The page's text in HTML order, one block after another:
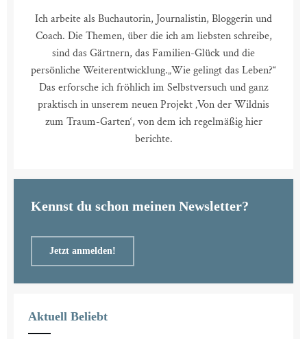
Ich arbeite als Buchautorin, Journalistin, Bloggerin und
Coach. Die Themen, über die ich am liebsten schreibe,
sind das Gärtnern, das Familien-Glück und die
persönliche Weiterentwicklung.„Wie gelingt das Leben?“
Das erforsche ich fröhlich im Selbstversuch und ganz
praktisch in unserem neuen Projekt ‚Von der Wildnis
zum Traum-Garten‘, von dem ich regelmäßig hier
berichte.
Kennst du schon meinen Newsletter?
Jetzt anmelden!
Aktuell Beliebt